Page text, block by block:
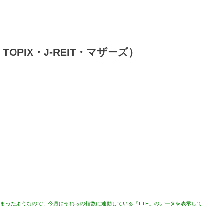
・J-REIT・マザーズ）
ったようなので、今月はそれらの指数に連動している「ETF」のデータを表示して